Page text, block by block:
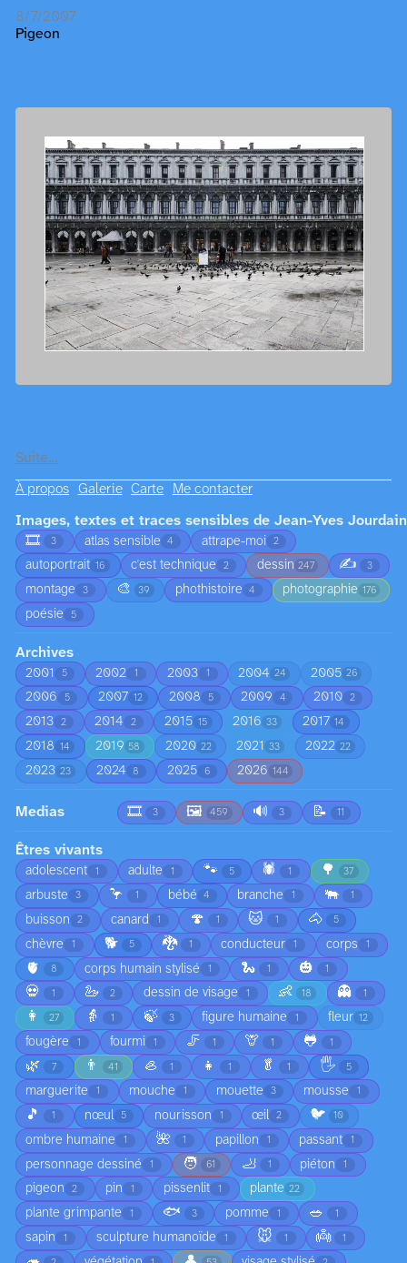
8/7/2007
Pigeon
Suite…
À propos Galerie Carte Me contacter
Images, textes et traces sensibles de Jean-Yves Jourdain
🎞️
3 atlas sensible 4 attrape-moi 2
autoportrait 16 c'est technique 2 dessin 247 ✍️ 3
montage 3 🎨 39 phothistoire 4 photographie 176
poésie 5
Archives
2001 5 2002 1 2003 1 2004 24 2005 26
2006 5 2007 12 2008 5 2009 4 2010 2
2013 2 2014 2 2015 15 2016 33 2017 14
2018 14 2019 58 2020 22 2021 33 2022 22
2023 23 2024 8 2025 6 2026 144
Medias 🎞️ 3 🖼️ 459 🔊 3 📝 11
Êtres vivants
adolescent 1 adulte 1 🐾 5 🕷️ 1 🌳 37
arbuste 3 🦩 1 bébé 4 branche 1 🐃 1
buisson 2 canard 1 🍄 1 🐱 1 🐴 5
chèvre 1 🐕 5 🐉 1 conducteur 1 corps 1
🫀 8 corps humain stylisé 1 🐍 1 🎃 1
💀 1 🦢 2 dessin de visage 1 👶 18 👻 1
👩 27 👵 1 🍃 3 figure humaine 1 fleur 12
fougère 1 fourmi 1 🦵 1 🦒 1 🐸 1
🌿 7 👨 41 🦪 1 👧 1 🥬 1 🖐️ 5
marguerite 1 mouche 1 mouette 3 mousse 1
🎵 1 nœul 5 nourisson 1 œil 2 🐦 10
ombre humaine 1 🌺 1 papillon 1 passant 1
personnage dessiné 1 🧑 61 🦶 1 piéton 1
pigeon 2 pin 1 pissenlit 1 plante 22
plante grimpante 1 🐟 3 pomme 1 🥗 1
sapin 1 sculpture humanoïde 1 🐭 1 👼 1